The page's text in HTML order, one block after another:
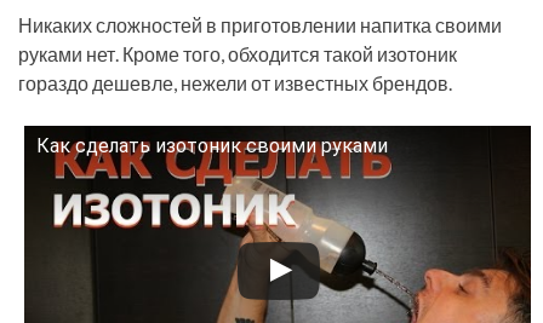
Никаких сложностей в приготовлении напитка своими
руками нет. Кроме того, обходится такой изотоник
гораздо дешевле, нежели от известных брендов.
Как сделать изотоник своими руками
Смотрите это видео на YouTube